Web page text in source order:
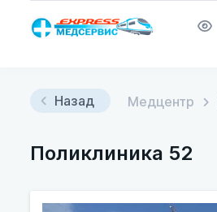
Назад Медцентр
Поликлиника 52